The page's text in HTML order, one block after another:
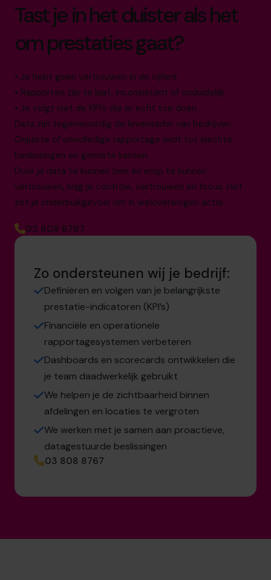
Tast je in het duister als het
om prestaties gaat?
• Je hebt geen vertrouwen in de cijfers
• Rapporten zijn te laat, inconsistent of onduidelijk
• Je volgt niet de KPI’s die er echt toe doen
Data zijn tegenwoordig de levensader van bedrijven.
Onjuiste of onvolledige rapportage leidt tot slechte
beslissingen en gemiste kansen.
Door je data te kunnen zien en erop te kunnen
vertrouwen, krijg je controle, vertrouwen en focus. Het
zet je onderbuikgevoel om in weloverwogen actie.
03 808 8767
Zo ondersteunen wij je bedrijf:
Definiëren en volgen van je belangrijkste
prestatie-indicatoren (KPI’s)
Financiële en operationele
rapportagesystemen verbeteren
Dashboards en scorecards ontwikkelen die
je team daadwerkelijk gebruikt
We helpen je de zichtbaarheid binnen
afdelingen en locaties te vergroten
We werken met je samen aan proactieve,
datagestuurde beslissingen
03 808 8767